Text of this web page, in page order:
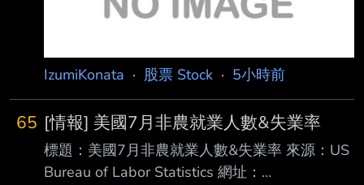
IzumiKonata · 股票 Stock · 5小時前
65 [情報] 美國7月非農就業人數&失業率
標題：美國7月非農就業人數&失業率 來源：US
Bureau of Labor Statistics 網址：